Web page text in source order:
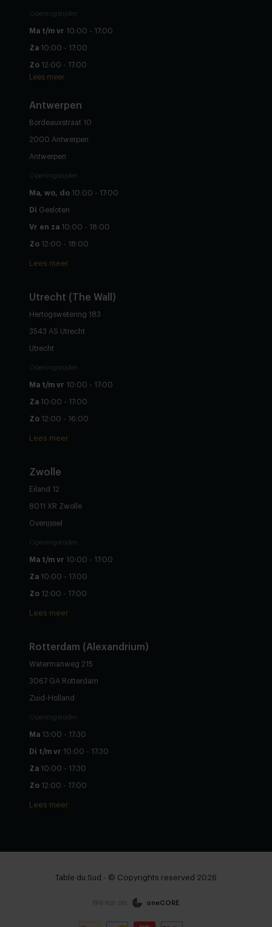
Openingstijden
Ma t/m vr 10:00 - 17:00
Za 10:00 - 17:00
Zo 12:00 - 17:00
Lees meer
Antwerpen
Bordeauxstraat 10
2000 Antwerpen
Antwerpen
Openingstijden
Ma, wo, do 10:00 - 17:00
Di Gesloten
Vr en za 10:00 - 18:00
Zo 12:00 - 18:00
Lees meer
Utrecht (The Wall)
Hertogswetering 183
3543 AS Utrecht
Utrecht
Openingstijden
Ma t/m vr 10:00 - 17:00
Za 10:00 - 17:00
Zo 12:00 - 16:00
Lees meer
Zwolle
Eiland 12
8011 XR Zwolle
Overijssel
Openingstijden
Ma t/m vr 10:00 - 17:00
Za 10:00 - 17:00
Zo 12:00 - 17:00
Lees meer
Rotterdam (Alexandrium)
Watermanweg 215
3067 GA Rotterdam
Zuid-Holland
Openingstijden
Ma 13:00 - 17:30
Di t/m vr 10:00 - 17:30
Za 10:00 - 17:30
Zo 12:00 - 17:00
Lees meer
Table du Sud - © Copyrights reserved 2026
We run on: oneCORE